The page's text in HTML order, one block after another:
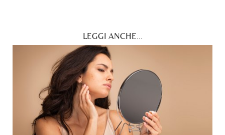
LEGGI ANCHE...